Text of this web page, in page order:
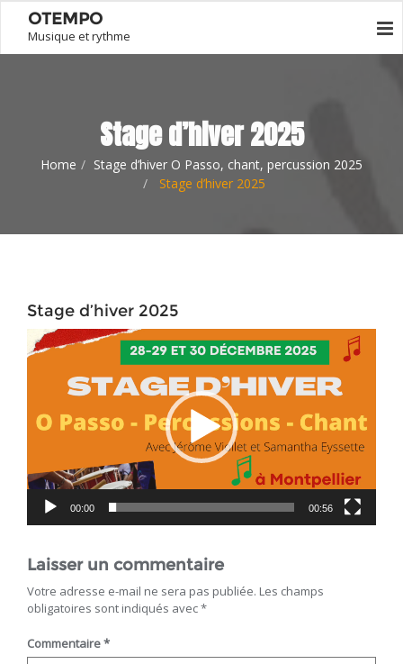
OTEMPO
Musique et rythme
Stage d’hiver 2025
Home
Stage d’hiver O Passo, chant, percussion 2025
Stage d’hiver 2025
Stage d’hiver 2025
Lecteur
vidéo
00:00 00:56
Laisser un commentaire
Votre adresse e-mail ne sera pas publiée. Les champs
obligatoires sont indiqués avec*
Commentaire*